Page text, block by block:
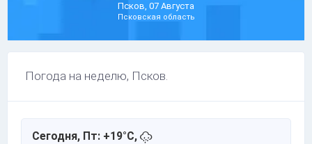
Псков, 07 Августа
Псковская область
Погода на неделю, Псков.
Сегодня, Пт: +19°C,